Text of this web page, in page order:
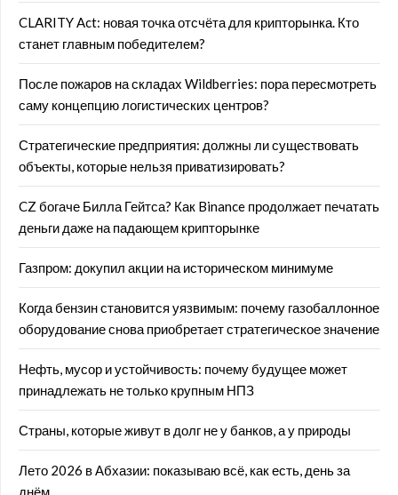
CLARITY Act: новая точка отсчёта для крипторынка. Кто
станет главным победителем?
После пожаров на складах Wildberries: пора пересмотреть
саму концепцию логистических центров?
Стратегические предприятия: должны ли существовать
объекты, которые нельзя приватизировать?
CZ богаче Билла Гейтса? Как Binance продолжает печатать
деньги даже на падающем крипторынке
Газпром: докупил акции на историческом минимуме
Когда бензин становится уязвимым: почему газобаллонное
оборудование снова приобретает стратегическое значение
Нефть, мусор и устойчивость: почему будущее может
принадлежать не только крупным НПЗ
Страны, которые живут в долг не у банков, а у природы
Лето 2026 в Абхазии: показываю всё, как есть, день за
днём